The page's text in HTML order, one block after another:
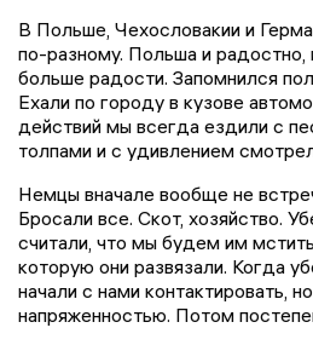
В Польше, Чехословакии и
по-разному. Польша и радостно,
больше радости. Запомнился
Ехали по городу в кузове
действий мы всегда ездили с
толпами и с удивлением
Немцы вначале вообще не
Бросали все. Скот, хозяйство.
считали, что мы будем им
которую они развязали. Когда
начали с нами контактировать,
напряженностью. Потом